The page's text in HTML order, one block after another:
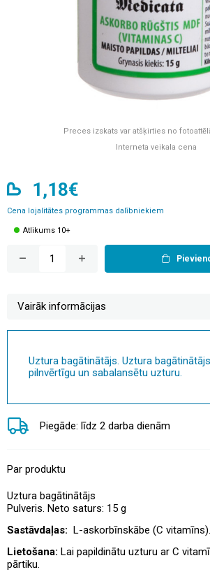
Preces izskats var atšķirties no
Interneta veikala cena
1,18€
Cena lojalitātes programmas dalībniekiem
Atlikums 10+
Vairāk informācijas
Uztura bagātinātājs. Uztura
pilnvērtīgu un sabalansētu uzturu.
Piegāde: līdz 2 darba dienām
Par produktu
Uztura bagātinātājs
Pulveris. Neto saturs: 15 g
Sastāvdaļas: L-askorbīnskābe (C vitamīns).
Lietošana: Lai papildinātu uzturu ar C
pārtiku.